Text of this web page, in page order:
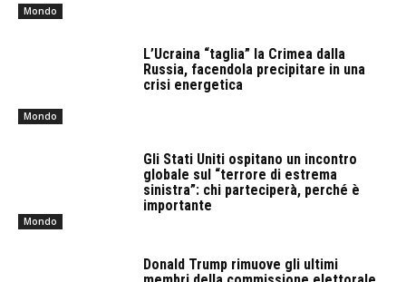
Mondo
Mondo
L’Ucraina “taglia” la Crimea dalla
Russia, facendola precipitare in una
crisi energetica
Mondo
Gli Stati Uniti ospitano un incontro
globale sul “terrore di estrema
sinistra”: chi parteciperà, perché è
importante
Donald Trump rimuove gli ultimi